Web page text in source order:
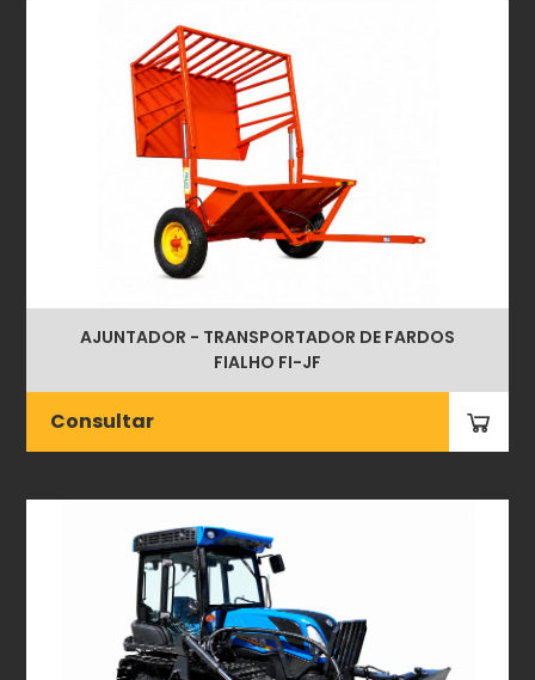
AJUNTADOR - TRANSPORTADOR DE FARDOS
FIALHO FI-JF
Consultar